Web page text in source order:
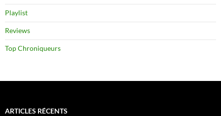
Playlist
Reviews
Top Chroniqueurs
ARTICLES RÉCENTS